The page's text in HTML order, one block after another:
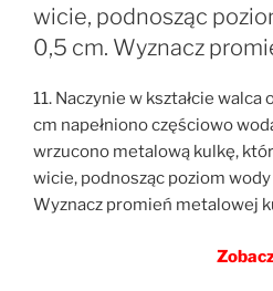
wicie, podnosząc
0,5 cm. Wyznacz
11. Naczynie w kształcie
cm napełniono częściowo
wrzucono metalową kulkę,
wicie, podnosząc poziom
Wyznacz promień metalowej